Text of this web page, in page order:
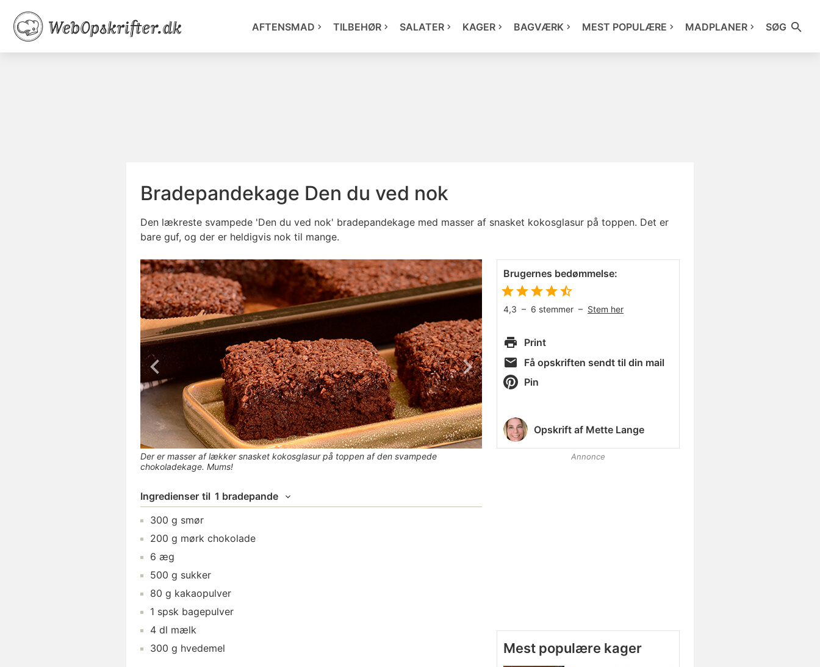
AFTENSMAD TILBEHØR SALATER KAGER BAGVÆRK MEST POPULÆRE MADPLANER SØG
Bradepandekage Den du ved nok
Den lækreste svampede 'Den du ved nok' bradepandekage med masser af snasket kokosglasur på toppen. Det er
bare guf, og der er heldigvis nok til mange.
Der er masser af lækker snasket kokosglasur på toppen af den svampede
chokoladekage. Mums!
Ingredienser til 1 bradepande
300 g smør
200 g mørk chokolade
6 æg
500 g sukker
80 g kakaopulver
1 spsk bagepulver
4 dl mælk
300 g hvedemel
Brugernes bedømmelse:
4,3 – 6 stemmer – Stem her
Print
Få opskriften sendt til din mail
Pin
Opskrift af Mette Lange
Annonce
Mest populære kager